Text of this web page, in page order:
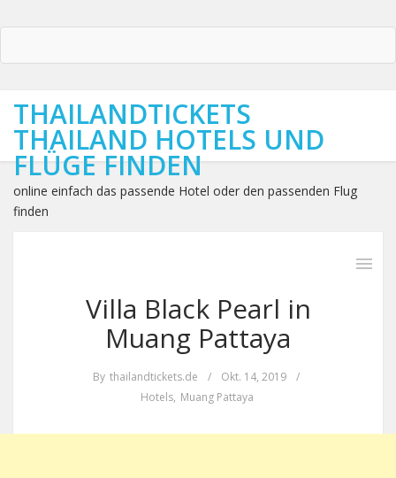
THAILANDTICKETS
THAILAND HOTELS UND
FLÜGE FINDEN
online einfach das passende Hotel oder den passenden Flug
finden
Villa Black Pearl in
Muang Pattaya
By thailandtickets.de / Okt. 14, 2019
/
Hotels, Muang Pattaya